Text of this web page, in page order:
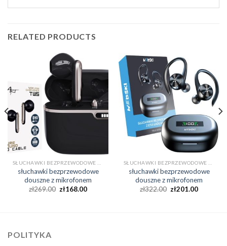
RELATED PRODUCTS
słuchawki bezprzewodowe
douszne z mikrofonem
zł269.00 zł168.00
słuchawki bezprzewodowe
douszne z mikrofonem
zł322.00 zł201.00
POLITYKA